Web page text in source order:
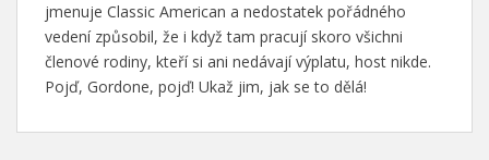
jmenuje Classic American a nedostatek pořádného
vedení způsobil, že i když tam pracují skoro všichni
členové rodiny, kteří si ani nedávají výplatu, host nikde.
Pojď, Gordone, pojď! Ukaž jim, jak se to dělá!